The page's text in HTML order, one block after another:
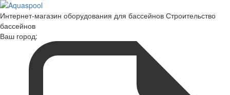
Интернет-магазин оборудования для бассейнов Строительство
бассейнов
Ваш город: